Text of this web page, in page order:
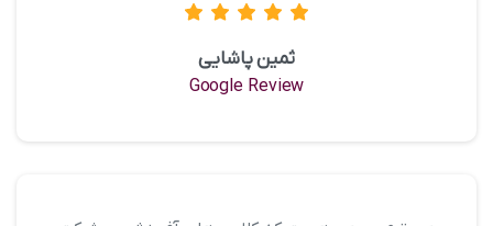
ثمین پاشایی
Google Review